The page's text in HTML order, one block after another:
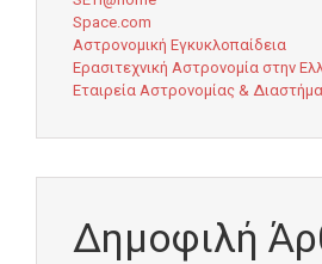
Space.com
Αστρονομική Εγκυκλοπαίδεια
Ερασιτεχνική Αστρονομία στην
Εταιρεία Αστρονομίας &
Δημοφιλή